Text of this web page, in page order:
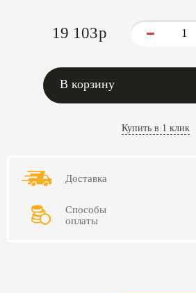
19 103p
В корзину
Купить в 1 клик
Доставка
Способы
оплаты